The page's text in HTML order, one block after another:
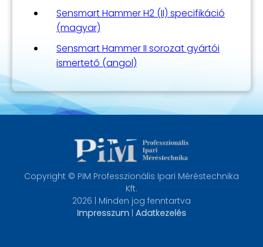
Sensmart Hammer H2 (II) specifikáció
(magyar)
Sensmart Hammer II sorozat gyártói
ismertető (angol)
Copyright © PIM Professzionális Ipari Méréstechnika
Kft.
2026 | Minden jog fenntartva
Impresszum Adatkezelés